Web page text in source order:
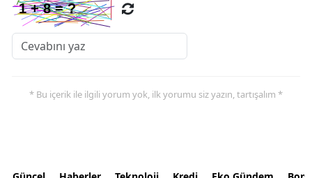
* Bu içerik ile ilgili yorum yok, ilk yorumu siz yazın, tartışalım *